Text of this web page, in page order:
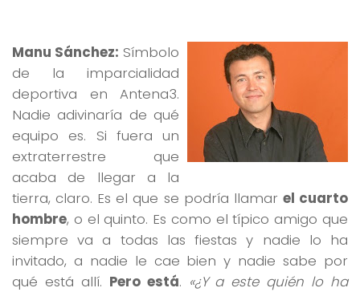
Manu Sánchez: Símbolo
de la imparcialidad
deportiva en Antena3.
Nadie adivinaría de qué
equipo es. Si fuera un
extraterrestre que
acaba de llegar a la
tierra, claro. Es el que se podría llamar el cuarto
hombre, o el quinto. Es como el típico amigo que
siempre va a todas las fiestas y nadie lo ha
invitado, a nadie le cae bien y nadie sabe por
qué está allí. Pero está. «¿Y a este quién lo ha